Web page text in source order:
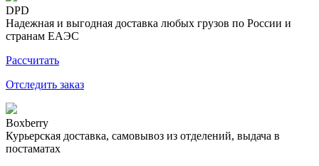
DPD
Надежная и выгодная доставка любых грузов по России и
странам ЕАЭС
Рассчитать
Отследить заказ
Boxberry
Курьерская доставка, самовывоз из отделений, выдача в
постаматах